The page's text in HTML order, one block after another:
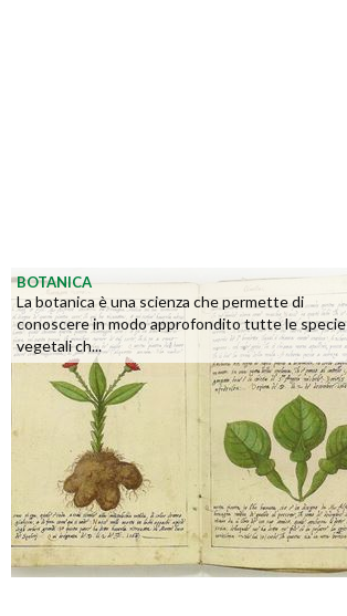
BOTANICA
La botanica è una scienza che permette di
conoscere in modo approfondito tutte le specie
vegetali ch...